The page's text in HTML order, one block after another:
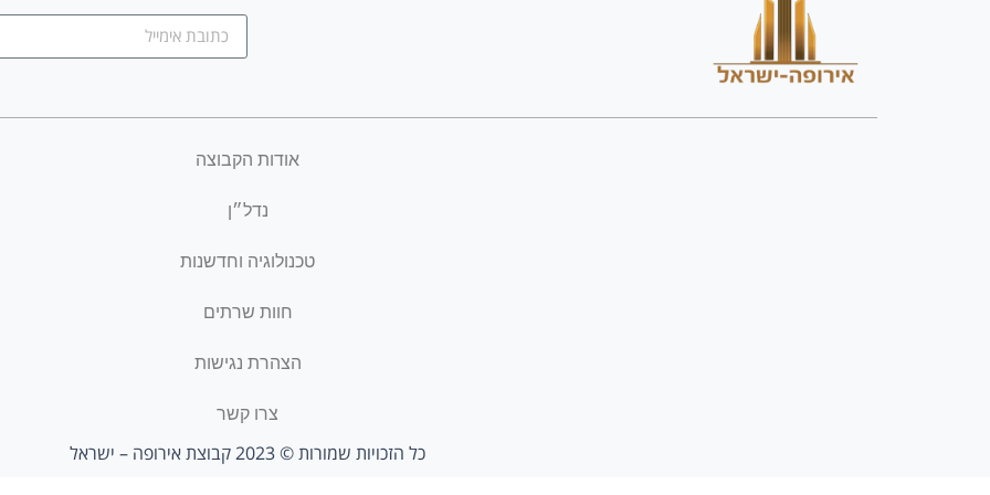
אודות הקבוצה
נדל״ן
טכנולוגיה וחדשנות
חוות שרתים
הצהרת נגישות
צרו קשר
כל הזכויות שמורות © 2023 קבוצת אירופה – ישראל